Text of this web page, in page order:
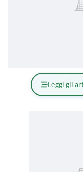
Leggi gli